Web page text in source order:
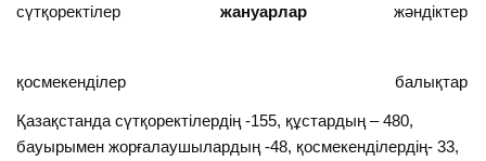
сүтқоректілержануарлар жәндіктер
қосмекенділер балықтар
Қазақстанда сүтқоректілердің -155, құстардың – 480,
бауырымен жорғалаушылардың -48, қосмекенділердің- 33,